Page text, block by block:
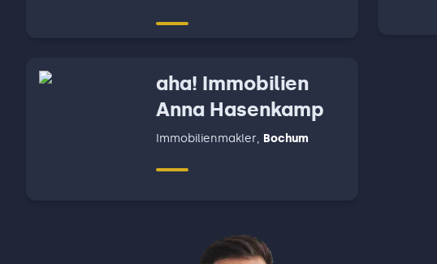
aha! Immobilien
Anna Hasenkamp
Immobilienmakler, Bochum